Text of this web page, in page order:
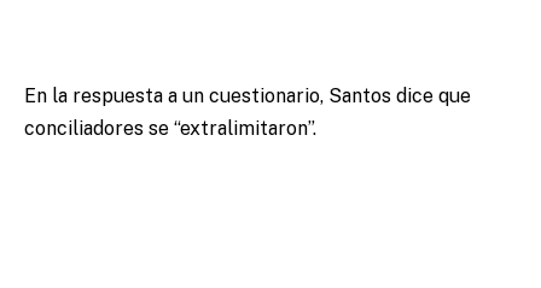
En la respuesta a un cuestionario, Santos dice que
conciliadores se “extralimitaron”.